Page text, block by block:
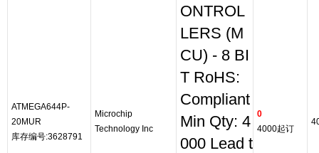
ATMEGA644P-
20MUR
库存编号:3628791
Microchip
Technology Inc
ONTROL
LERS (M
CU) - 8 BI
T RoHS:
Compliant
Min Qty: 4
000 Lead t
0
4000起订